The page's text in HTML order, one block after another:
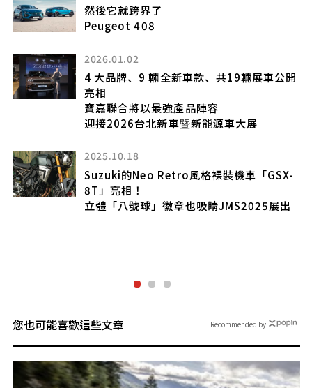
然後它就跨界了
Peugeot 408
2026.01.02
4 大品牌、9 輛全新車款、共19輛展車公開
亮相
寶嘉聯合將以最強產品陣容
迎接2026台北新車暨新能源車大展
2025.10.18
Suzuki的Neo Retro風格裸裝機車「GSX-
8T」亮相！
立體「八號球」徽章也吸睛JMS2025展出
您也可能喜歡這些文章 Recommended by